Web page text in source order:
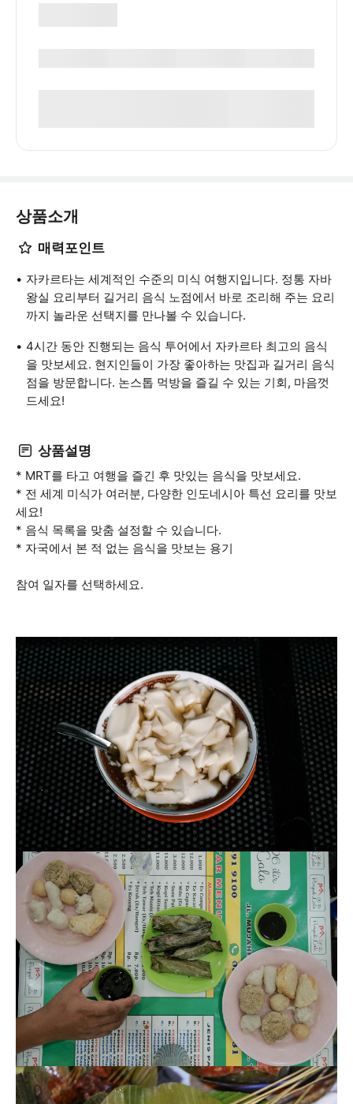
상품소개
매력포인트
자카르타는 세계적인 수준의 미식 여행지입니다. 정통 자바
왕실 요리부터 길거리 음식 노점에서 바로 조리해 주는 요리
까지 놀라운 선택지를 만나볼 수 있습니다.
4시간 동안 진행되는 음식 투어에서 자카르타 최고의 음식
을 맛보세요. 현지인들이 가장 좋아하는 맛집과 길거리 음식
점을 방문합니다. 논스톱 먹방을 즐길 수 있는 기회, 마음껏
드세요!
상품설명
* MRT를 타고 여행을 즐긴 후 맛있는 음식을 맛보세요.
* 전 세계 미식가 여러분, 다양한 인도네시아 특선 요리를 맛보
세요!
* 음식 목록을 맞춤 설정할 수 있습니다.
* 자국에서 본 적 없는 음식을 맛보는 용기
참여 일자를 선택하세요.